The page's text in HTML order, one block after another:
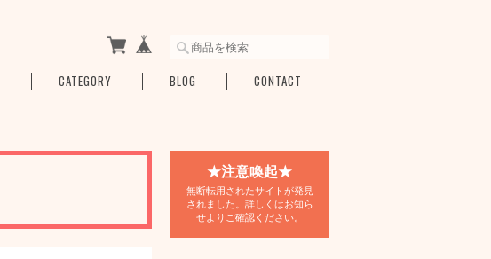
CATEGORY BLOG CONTACT
★注意喚起★
無断転用されたサイトが発見
されました。詳しくはお知ら
せよりご確認ください。